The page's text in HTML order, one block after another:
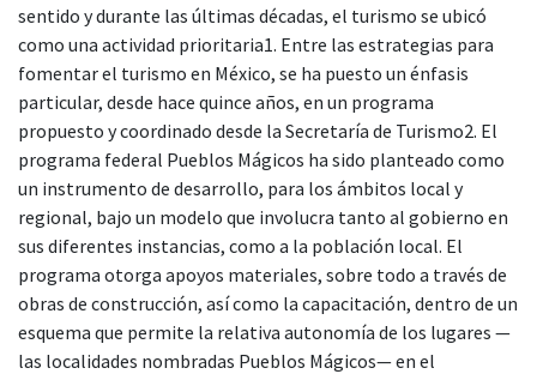
sentido y durante las últimas décadas, el turismo se ubicó
como una actividad prioritaria1. Entre las estrategias para
fomentar el turismo en México, se ha puesto un énfasis
particular, desde hace quince años, en un programa
propuesto y coordinado desde la Secretaría de Turismo2. El
programa federal Pueblos Mágicos ha sido planteado como
un instrumento de desarrollo, para los ámbitos local y
regional, bajo un modelo que involucra tanto al gobierno en
sus diferentes instancias, como a la población local. El
programa otorga apoyos materiales, sobre todo a través de
obras de construcción, así como la capacitación, dentro de un
esquema que permite la relativa autonomía de los lugares —
las localidades nombradas Pueblos Mágicos— en el